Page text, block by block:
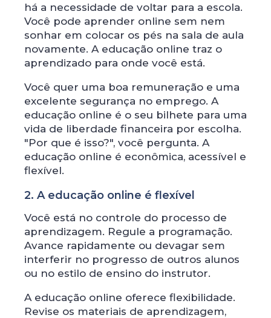
há a necessidade de voltar para a escola.
Você pode aprender online sem nem
sonhar em colocar os pés na sala de aula
novamente. A educação online traz o
aprendizado para onde você está.
Você quer uma boa remuneração e uma
excelente segurança no emprego. A
educação online é o seu bilhete para uma
vida de liberdade financeira por escolha.
"Por que é isso?", você pergunta. A
educação online é econômica, acessível e
flexível.
2. A educação online é flexível
Você está no controle do processo de
aprendizagem. Regule a programação.
Avance rapidamente ou devagar sem
interferir no progresso de outros alunos
ou no estilo de ensino do instrutor.
A educação online oferece flexibilidade.
Revise os materiais de aprendizagem,